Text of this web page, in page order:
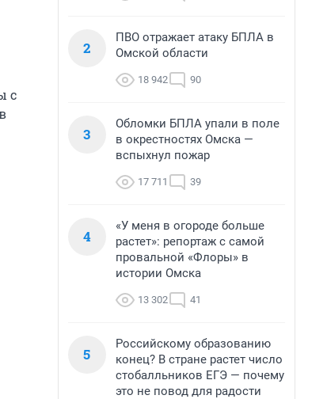
с
2
ПВО отражает атаку БПЛА в
Омской области
18 942 90
3
Обломки БПЛА упали в поле
в окрестностях Омска —
вспыхнул пожар
17 711 39
4
«У меня в огороде больше
растет»: репортаж с самой
провальной «Флоры» в
истории Омска
13 302 41
5
Российскому образованию
конец? В стране растет число
стобалльников ЕГЭ — почему
это не повод для радости